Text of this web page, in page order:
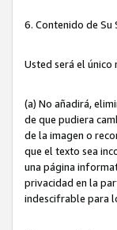
6. Contenido de Su
Usted será el
(a) No añadirá,
de que pudiera
de la imagen o
que el texto sea
una página
privacidad en la
indescifrable para